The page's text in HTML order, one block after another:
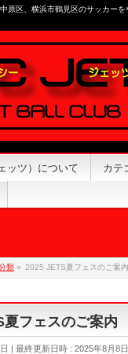
中原区、横浜市鶴見区のサッカー
ッツ）について カテ
類 » 2025 JETS夏フェスのご案内
フェスのご案内
最終更新日時 : 2025年8月8日